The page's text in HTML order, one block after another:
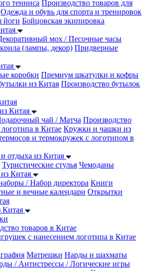
тенниса Производство товаров для
Одежда и обувь для спорта и тренировок
йоги Бойцовская экипировка
мох / Песочные часы
(лампы, декор) Придверные
коробки Премиум шкатулки и кофры
из Китая Производство бутылок
Китая
чай / Матча Производство
в Китае Кружки и чашки из
и термокружек с логотипом в
отдыха из Китая
Туристические стулья Чемоданы
Китая
/ Набор директора Книги
и вечные календари Открытки
Китая
товаров в Китае
с нанесением логотипа в Китае
Матрешки Нарды и шахматы
/ Антистрессы / Логические игры